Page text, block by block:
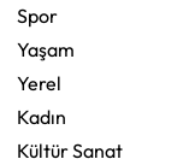
Spor
Yaşam
Yerel
Kadın
Kültür Sanat